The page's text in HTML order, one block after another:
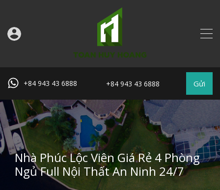
+84 943 43 6888 +84 943 43 6888 Gửi
Nhà Phúc Lộc Viên Giá Rẻ 4 Phòng
Ngủ Full Nội Thất An Ninh 24/7